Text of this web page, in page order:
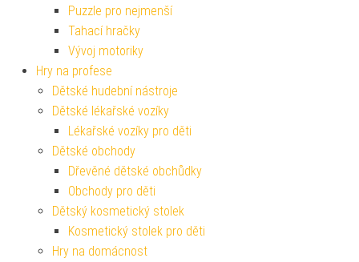
Puzzle pro nejmenší
Tahací hračky
Vývoj motoriky
Hry na profese
Dětské hudební nástroje
Dětské lékařské vozíky
Lékařské vozíky pro děti
Dětské obchody
Dřevěné dětské obchůdky
Obchody pro děti
Dětský kosmetický stolek
Kosmetický stolek pro děti
Hry na domácnost